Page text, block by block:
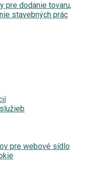
pre dodanie tovaru,
stavebných prác
pre webové sídlo